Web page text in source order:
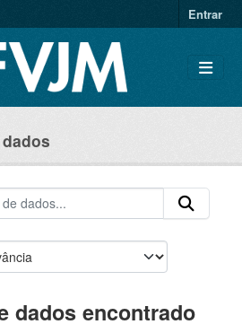
Entrar
dados encontrado